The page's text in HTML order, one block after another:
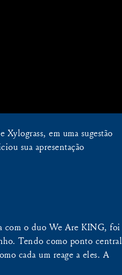
em uma sugestão
sua apresentação
com o duo We Are KING, foi
Tendo como ponto central
cada um reage a eles. A